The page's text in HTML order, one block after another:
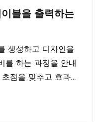
블을 출력하는
생성하고 디자인을
를 하는 과정을 안내
점을 맞추고 효과적